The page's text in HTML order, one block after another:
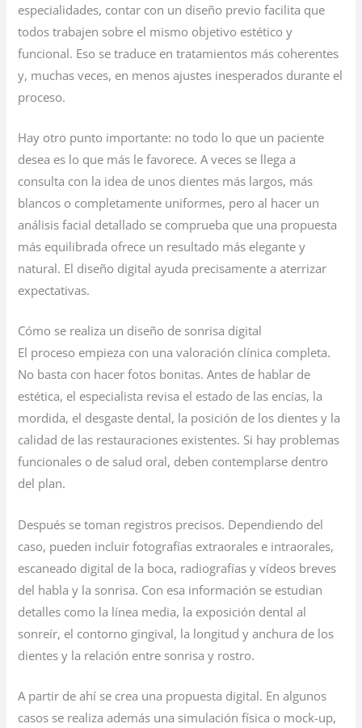
especialidades, contar con un diseño previo facilita que
todos trabajen sobre el mismo objetivo estético y
funcional. Eso se traduce en tratamientos más coherentes
y, muchas veces, en menos ajustes inesperados durante el
proceso.
Hay otro punto importante: no todo lo que un paciente
desea es lo que más le favorece. A veces se llega a
consulta con la idea de unos dientes más largos, más
blancos o completamente uniformes, pero al hacer un
análisis facial detallado se comprueba que una propuesta
más equilibrada ofrece un resultado más elegante y
natural. El diseño digital ayuda precisamente a aterrizar
expectativas.
Cómo se realiza un diseño de sonrisa digital
El proceso empieza con una valoración clínica completa.
No basta con hacer fotos bonitas. Antes de hablar de
estética, el especialista revisa el estado de las encías, la
mordida, el desgaste dental, la posición de los dientes y la
calidad de las restauraciones existentes. Si hay problemas
funcionales o de salud oral, deben contemplarse dentro
del plan.
Después se toman registros precisos. Dependiendo del
caso, pueden incluir fotografías extraorales e intraorales,
escaneado digital de la boca, radiografías y vídeos breves
del habla y la sonrisa. Con esa información se estudian
detalles como la línea media, la exposición dental al
sonreír, el contorno gingival, la longitud y anchura de los
dientes y la relación entre sonrisa y rostro.
A partir de ahí se crea una propuesta digital. En algunos
casos se realiza además una simulación física o mock-up,